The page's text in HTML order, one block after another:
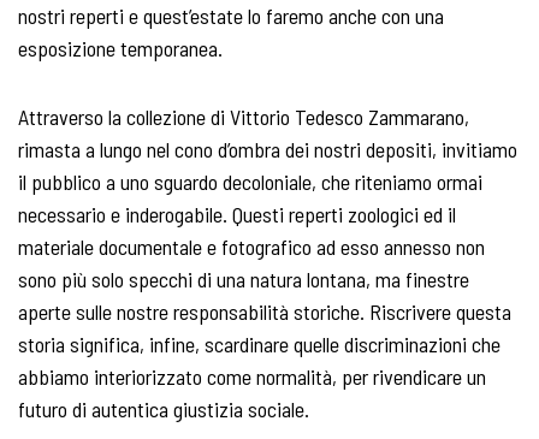
nostri reperti e quest’estate lo faremo anche con una
esposizione temporanea.
Attraverso la collezione di Vittorio Tedesco Zammarano,
rimasta a lungo nel cono d’ombra dei nostri depositi, invitiamo
il pubblico a uno sguardo decoloniale, che riteniamo ormai
necessario e inderogabile. Questi reperti zoologici ed il
materiale documentale e fotografico ad esso annesso non
sono più solo specchi di una natura lontana, ma finestre
aperte sulle nostre responsabilità storiche. Riscrivere questa
storia significa, infine, scardinare quelle discriminazioni che
abbiamo interiorizzato come normalità, per rivendicare un
futuro di autentica giustizia sociale.